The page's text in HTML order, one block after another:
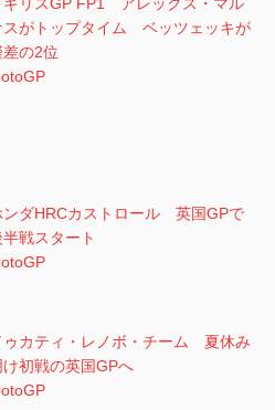
ギリスGP FP1 アレックス・マル
スがトップタイム ベッツェッキが
差の2位
ンダHRCカストロール 英国GPで
半戦スタート
ゥカティ・レノボ・チーム 夏休み
け初戦の英国GPへ